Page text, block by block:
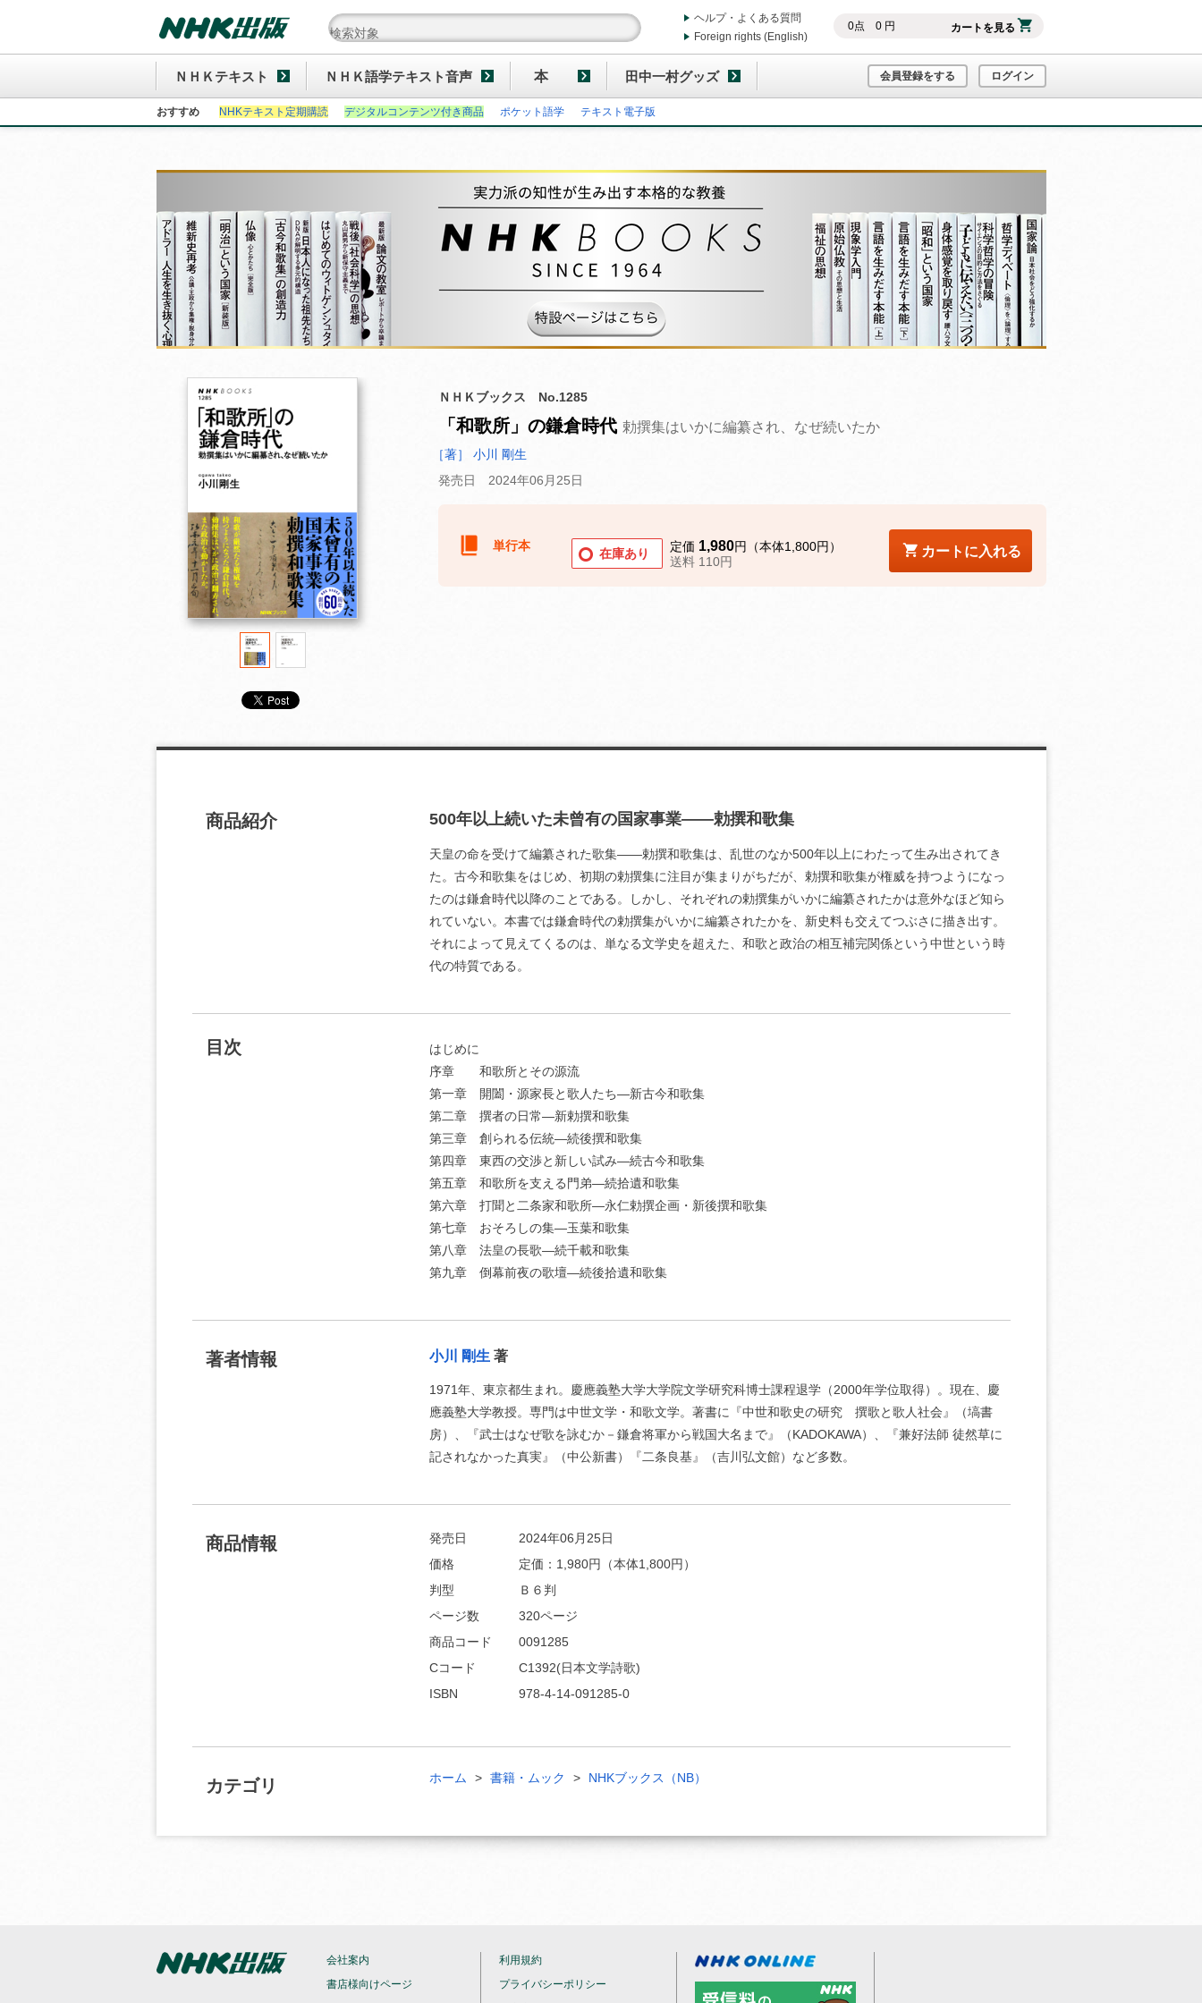
0点 0円 カートを見る
ヘルプ・よくある質問
Foreign rights (English)
ＮＨＫテキスト ＮＨＫ語学テキスト音声 本 田中一村グッズ 会員登録をする ログイン
おすすめ NHKテキスト定期購読 デジタルコンテンツ付き商品 ポケット語学 テキスト電子版
お支払いに進む
他にも商品を買う
ＮＨＫブックス No.1285
「和歌所」の鎌倉時代 勅撰集はいかに編纂され、なぜ続いたか
［著］ 小川 剛生
発売日 2024年06月25日
単行本
在庫あり 定価 1,980円（本体1,800円）
送料 110円
カートに入れる
商品紹介 500年以上続いた未曾有の国家事業——勅撰和歌集
天皇の命を受けて編纂された歌集——勅撰和歌集は、乱世のなか500年以上にわたって生み出されてき
た。古今和歌集をはじめ、初期の勅撰集に注目が集まりがちだが、勅撰和歌集が権威を持つようになっ
たのは鎌倉時代以降のことである。しかし、それぞれの勅撰集がいかに編纂されたかは意外なほど知ら
れていない。本書では鎌倉時代の勅撰集がいかに編纂されたかを、新史料も交えてつぶさに描き出す。
それによって見えてくるのは、単なる文学史を超えた、和歌と政治の相互補完関係という中世という時
代の特質である。
目次
はじめに
序章 和歌所とその源流
第一章 開闔・源家長と歌人たち―新古今和歌集
第二章 撰者の日常―新勅撰和歌集
第三章 創られる伝統―続後撰和歌集
第四章 東西の交渉と新しい試み―続古今和歌集
第五章 和歌所を支える門弟―続拾遺和歌集
第六章 打聞と二条家和歌所―永仁勅撰企画・新後撰和歌集
第七章 おそろしの集―玉葉和歌集
第八章 法皇の長歌―続千載和歌集
第九章 倒幕前夜の歌壇―続後拾遺和歌集
著者情報 小川 剛生 著
1971年、東京都生まれ。慶應義塾大学大学院文学研究科博士課程退学（2000年学位取得）。現在、慶
應義塾大学教授。専門は中世文学・和歌文学。著書に『中世和歌史の研究 撰歌と歌人社会』（塙書
房）、『武士はなぜ歌を詠むか－鎌倉将軍から戦国大名まで』（KADOKAWA）、『兼好法師 徒然草に
記されなかった真実』（中公新書）『二条良基』（吉川弘文館）など多数。
商品情報 発売日
2024年06月25日
価格
定価： 1,980円（本体1,800円）
判型
Ｂ６判
ページ数
320ページ
商品コード
0091285
Cコード
C1392(日本文学詩歌)
ISBN
978-4-14-091285-0
カテゴリ ホーム 書籍・ムック NHKブックス（NB）
会社案内
書店様向けページ
利用規約
プライバシーポリシー